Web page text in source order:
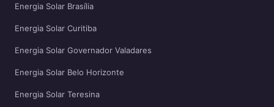
Energia Solar Brasília
Energia Solar Curitiba
Energia Solar Governador Valadares
Energia Solar Belo Horizonte
Energia Solar Teresina